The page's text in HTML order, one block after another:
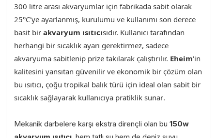
300 litre arası akvaryumlar için fabrikada sabit olarak
25°C'ye ayarlanmış, kurulumu ve kullanımı son derece
basit bir akvaryum ısıtıcısıdır. Kullanıcı tarafından
herhangi bir sıcaklık ayarı gerektirmez, sadece
akvaryuma sabitlenip prize takılarak çalıştırılır. Eheim'in
kalitesini yansıtan güvenilir ve ekonomik bir çözüm olan
bu ısıtıcı, çoğu tropikal balık türü için ideal olan sabit bir
sıcaklık sağlayarak kullanıcıya pratiklik sunar.
Mekanik darbelere karşı ekstra dirençli olan bu 150w